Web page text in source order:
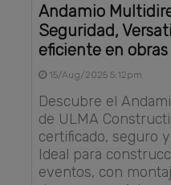
Andamio
Seguridad,
eficiente en
15/Aug/2025 5:12pm
Descubre el
de ULMA
certificado, seguro
Ideal para
eventos, con